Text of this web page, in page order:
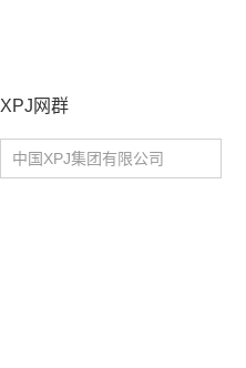
XPJ网群
中国XPJ集团有限公司